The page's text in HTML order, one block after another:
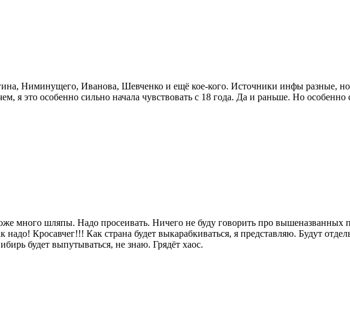
Ниминущего, Иванова, Шевченко и ещё кое-кого. Источники инфы разные, но
я это особенно сильно начала чувствовать с 18 года. Да и раньше. Но
много шляпы. Надо просеивать. Ничего не буду говорить про
Кросавчег!!! Как страна будет выкарабкиваться, я представляю. Будут
будет выпутываться, не знаю. Грядёт хаос.